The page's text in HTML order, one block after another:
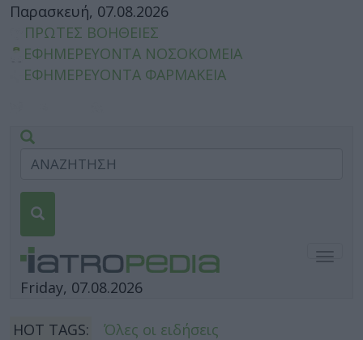
Παρασκευή, 07.08.2026
ΠΡΩΤΕΣ ΒΟΗΘΕΙΕΣ
ΕΦΗΜΕΡΕΥΟΝΤΑ ΝΟΣΟΚΟΜΕΙΑ
ΕΦΗΜΕΡΕΥΟΝΤΑ ΦΑΡΜΑΚΕΙΑ
Friday, 07.08.2026
HOT TAGS:
Όλες οι ειδήσεις